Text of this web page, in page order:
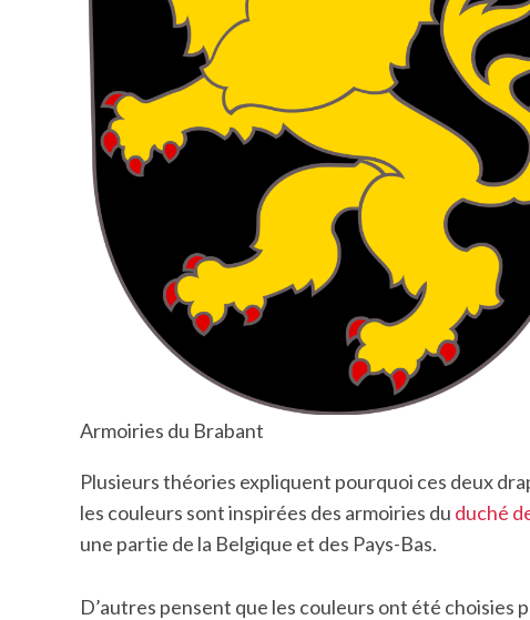
Armoiries du Brabant
Plusieurs théories expliquent pourquoi ces deux
les couleurs sont inspirées des armoiries du duché
une partie de la Belgique et des Pays-Bas.
D’autres pensent que les couleurs ont été choisies